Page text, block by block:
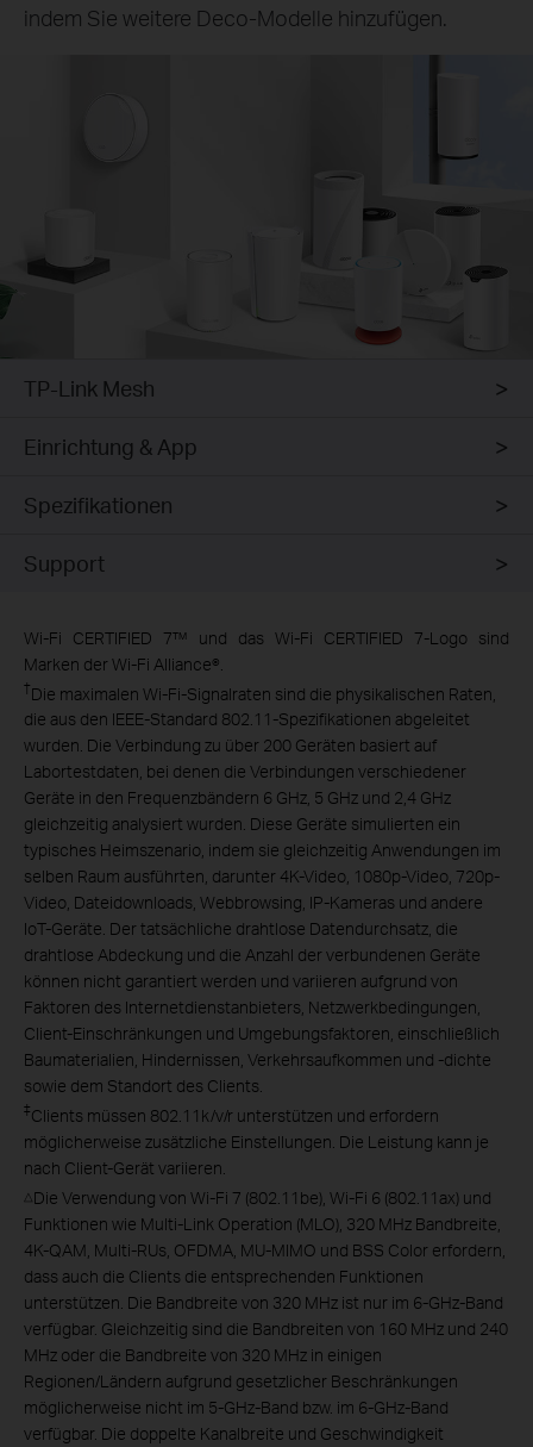
indem Sie weitere Deco-Modelle hinzufügen.
TP-Link Mesh
Einrichtung & App
Spezifikationen
Support
Wi-Fi CERTIFIED 7™ und das Wi-Fi CERTIFIED 7-Logo sind
Marken der Wi-Fi Alliance®.
†Die maximalen Wi-Fi-Signalraten sind die physikalischen Raten,
die aus den IEEE-Standard 802.11-Spezifikationen abgeleitet
wurden. Die Verbindung zu über 200 Geräten basiert auf
Labortestdaten, bei denen die Verbindungen verschiedener
Geräte in den Frequenzbändern 6 GHz, 5 GHz und 2,4 GHz
gleichzeitig analysiert wurden. Diese Geräte simulierten ein
typisches Heimszenario, indem sie gleichzeitig Anwendungen im
selben Raum ausführten, darunter 4K-Video, 1080p-Video, 720p-
Video, Dateidownloads, Webbrowsing, IP-Kameras und andere
IoT-Geräte. Der tatsächliche drahtlose Datendurchsatz, die
drahtlose Abdeckung und die Anzahl der verbundenen Geräte
können nicht garantiert werden und variieren aufgrund von
Faktoren des Internetdienstanbieters, Netzwerkbedingungen,
Client-Einschränkungen und Umgebungsfaktoren, einschließlich
Baumaterialien, Hindernissen, Verkehrsaufkommen und -dichte
sowie dem Standort des Clients.
‡Clients müssen 802.11k/v/r unterstützen und erfordern
möglicherweise zusätzliche Einstellungen. Die Leistung kann je
nach Client-Gerät variieren.
△Die Verwendung von Wi-Fi 7 (802.11be), Wi-Fi 6 (802.11ax) und
Funktionen wie Multi-Link Operation (MLO), 320 MHz Bandbreite,
4K-QAM, Multi-RUs, OFDMA, MU-MIMO und BSS Color erfordern,
dass auch die Clients die entsprechenden Funktionen
unterstützen. Die Bandbreite von 320 MHz ist nur im 6-GHz-Band
verfügbar. Gleichzeitig sind die Bandbreiten von 160 MHz und 240
MHz oder die Bandbreite von 320 MHz in einigen
Regionen/Ländern aufgrund gesetzlicher Beschränkungen
möglicherweise nicht im 5-GHz-Band bzw. im 6-GHz-Band
verfügbar. Die doppelte Kanalbreite und Geschwindigkeit